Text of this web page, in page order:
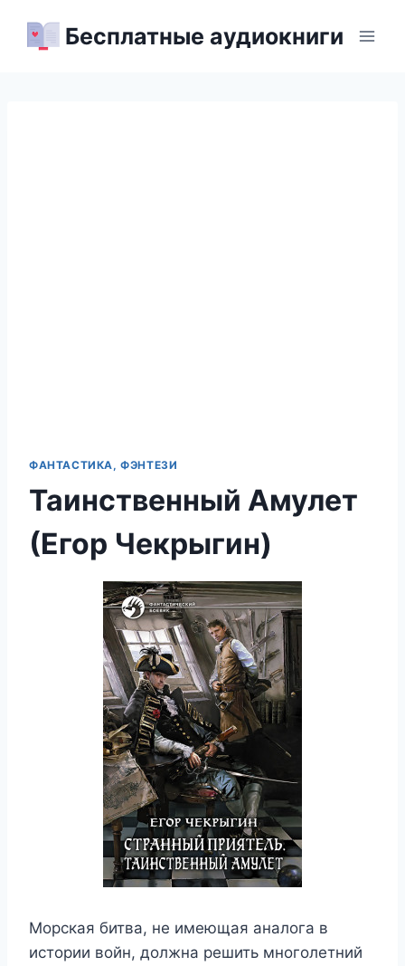
Бесплатные аудиокниги
ФАНТАСТИКА, ФЭНТЕЗИ
Таинственный Амулет
(Егор Чекрыгин)
Морская битва, не имеющая аналога в
истории войн, должна решить многолетний